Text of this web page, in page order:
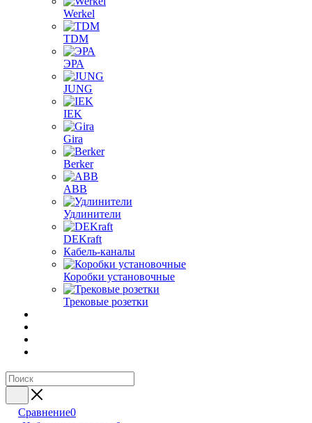
Werkel
TDM
ЭРА
JUNG
IEK
Gira
Berker
ABB
Удлинители
DEKraft
Кабель-каналы
Коробки установочные
Трековые розетки
Сравнение0